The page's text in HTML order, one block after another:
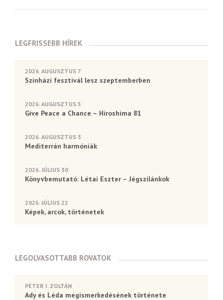
LEGFRISSEBB HÍREK
2026. AUGUSZTUS 7
Színházi fesztivál lesz szeptemberben
2026. AUGUSZTUS 5
Give Peace a Chance – Hiroshima 81
2026. AUGUSZTUS 3
Mediterrán harmóniák
2026. JÚLIUS 30
Könyvbemutató: Létai Eszter – Jégszilánkok
2026. JÚLIUS 22
Képek, arcok, történetek
LEGOLVASOTTABB ROVATOK
PÉTER I. ZOLTÁN
Ady és Léda megismerkedésének története